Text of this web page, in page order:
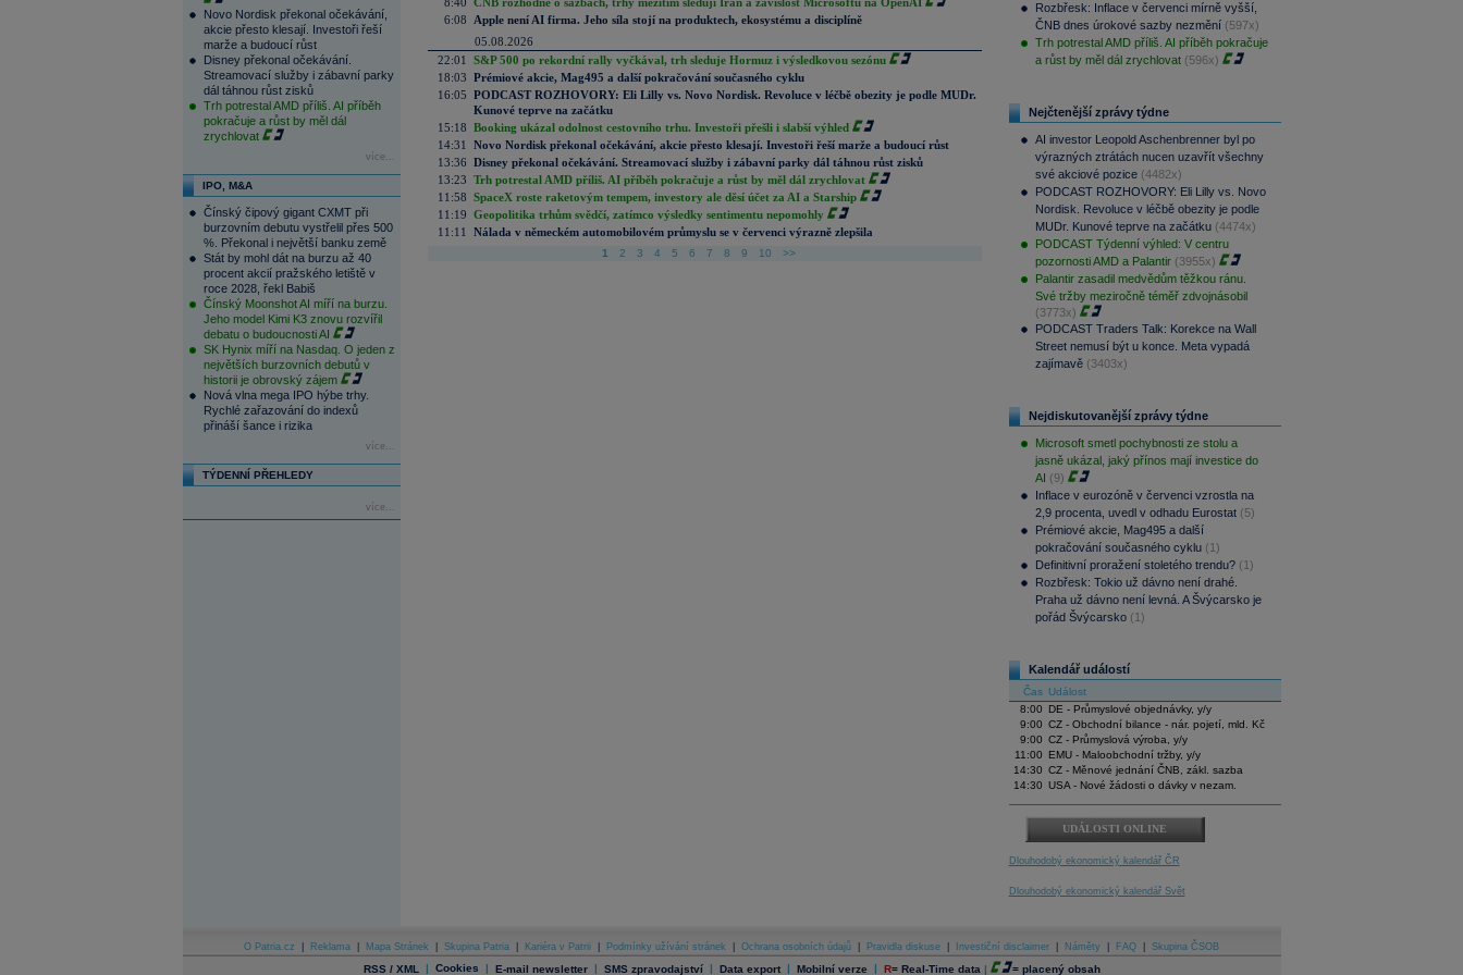
Novo Nordisk překonal očekávání,
akcie přesto klesají. Investoři řeší
marže a budoucí růst
Disney překonal očekávání.
Streamovací služby i zábavní parky
dál táhnou růst zisků
Trh potrestal AMD příliš. AI příběh
pokračuje a růst by měl dál
zrychlovat
více...
IPO, M&A
Čínský čipový gigant CXMT při
burzovním debutu vystřelil přes 500
%. Překonal i největší banku země
Stát by mohl dát na burzu až 40
procent akcií pražského letiště v
roce 2028, řekl Babiš
Čínský Moonshot AI míří na burzu.
Jeho model Kimi K3 znovu rozvířil
debatu o budoucnosti AI
SK Hynix míří na Nasdaq. O jeden z
největších burzovních debutů v
historii je obrovský zájem
Nová vlna mega IPO hýbe trhy.
Rychlé zařazování do indexů
přináší šance i rizika
více...
TÝDENNÍ PŘEHLEDY
více...
6:08
Apple není AI firma. Jeho síla stojí na produktech, ekosystému a disciplíně
05.08.2026
22:01
S&P 500 po rekordní rally vyčkával, trh sleduje Hormuz i výsledkovou sezónu
18:03 Prémiové akcie, Mag495 a další pokračování současného cyklu
16:05 PODCAST ROZHOVORY: Eli Lilly vs. Novo Nordisk. Revoluce v léčbě obezity je podle MUDr.
Kunové teprve na začátku
15:18 Booking ukázal odolnost cestovního trhu. Investoři přešli i slabší výhled
14:31
Novo Nordisk překonal očekávání, akcie přesto klesají. Investoři řeší marže a budoucí růst
13:36 Disney překonal očekávání. Streamovací služby i zábavní parky dál táhnou růst zisků
13:23 Trh potrestal AMD příliš. AI příběh pokračuje a růst by měl dál zrychlovat
11:58 SpaceX roste raketovým tempem, investory ale děsí účet za AI a Starship
11:19 Geopolitika trhům svědčí, zatímco výsledky sentimentu nepomohly
11:11
Nálada v německém automobilovém průmyslu se v červenci výrazně zlepšila
1 2 3 4 5 6 7 8 9 10 >>
Rozbřesk: Inflace v červenci mírně vyšší,
ČNB dnes úrokové sazby nezmění (597x)
Trh potrestal AMD příliš. AI příběh pokračuje
a růst by měl dál zrychlovat (596x)
Nejčtenější zprávy týdne
AI investor Leopold Aschenbrenner byl po
výrazných ztrátách nucen uzavřít všechny
své akciové pozice (4482x)
PODCAST ROZHOVORY: Eli Lilly vs. Novo
Nordisk. Revoluce v léčbě obezity je podle
MUDr. Kunové teprve na začátku (4474x)
PODCAST Týdenní výhled: V centru
pozornosti AMD a Palantir (3955x)
Palantir zasadil medvědům těžkou ránu.
Své tržby meziročně téměř zdvojnásobil
(3773x)
PODCAST Traders Talk: Korekce na Wall
Street nemusí být u konce. Meta vypadá
zajímavě (3403x)
Nejdiskutovanější zprávy týdne
Microsoft smetl pochybnosti ze stolu a
jasně ukázal, jaký přínos mají investice do
AI (9)
Inflace v eurozóně v červenci vzrostla na
2,9 procenta, uvedl v odhadu Eurostat (5)
Prémiové akcie, Mag495 a další
pokračování současného cyklu (1)
Definitivní proražení stoletého trendu? (1)
Rozbřesk: Tokio už dávno není drahé.
Praha už dávno není levná. A Švýcarsko je
pořád Švýcarsko (1)
Kalendář událostí
Čas Událost
8:00
DE - Průmyslové objednávky, y/y
9:00 CZ - Obchodní bilance - nár. pojetí, mld. Kč
9:00 CZ - Průmyslová výroba, y/y
11:00
EMU - Maloobchodní tržby, y/y
14:30 CZ - Měnové jednání ČNB, zákl. sazba
14:30 USA - Nové žádosti o dávky v nezam.
UDÁLOSTI ONLINE
Dlouhodobý ekonomický kalendář ČR
Dlouhodobý ekonomický kalendář Svět
O Patria.cz Reklama Mapa Stránek Skupina Patria Kariéra v Patrii Podmínky užívání stránek Ochrana osobních údajů Pravidla diskuse Investiční disclaimer Náměty FAQ Skupina ČSOB
RSS / XML | Cookies | E-mail newsletter | SMS zpravodajství | Data export | Mobilní verze | R= Real-Time data | = placený obsah